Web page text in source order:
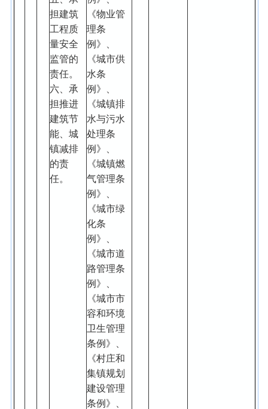
担建筑
工程质
量安全
监管的
责任。
六、承
担推进
建筑节
能、城
镇减排
的责
任。
《物业管
理条
例》、
《城市供
水条
例》、
《城镇排
水与污水
处理条
例》、
《城镇燃
气管理条
例》、
《城市绿
化条
例》、
《城市道
路管理条
例》、
《城市市
容和环境
卫生管理
条例》、
《村庄和
集镇规划
建设管理
条例》、